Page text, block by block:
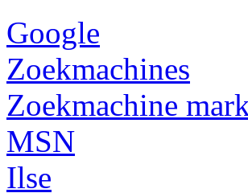
Google
Zoekmachines
Zoekmachine
MSN
Ilse